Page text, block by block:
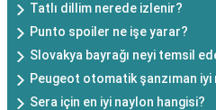
Tatlı dillim nerede izlenir?
Punto spoiler ne işe yarar?
Slovakya bayrağı neyi temsil
Peugeot otomatik şanzıman iyi
Sera için en iyi naylon hangisi?